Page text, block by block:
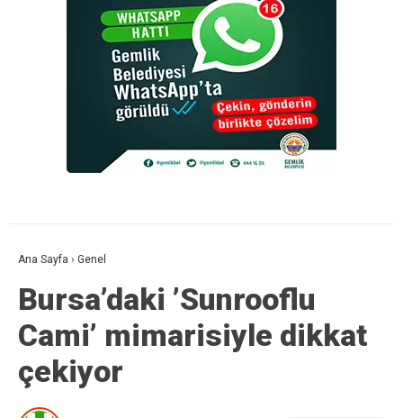
Ana Sayfa › Genel
Bursa’daki ’Sunrooflu
Cami’ mimarisiyle dikkat
çekiyor